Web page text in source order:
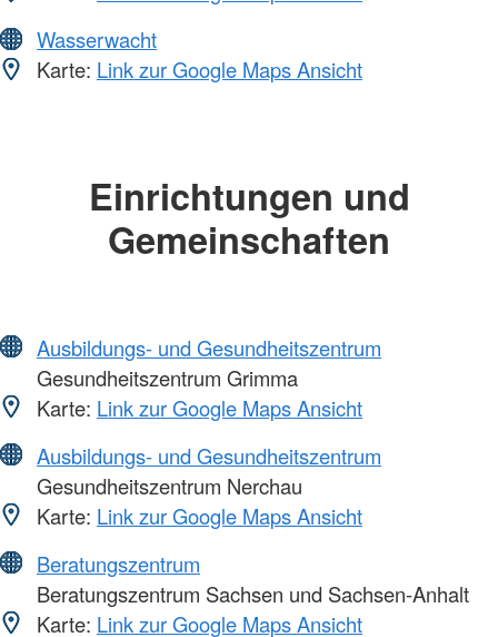
Wasserwacht
Karte: Link zur Google Maps Ansicht
Einrichtungen und
Gemeinschaften
Ausbildungs- und Gesundheitszentrum
Gesundheitszentrum Grimma
Karte: Link zur Google Maps Ansicht
Ausbildungs- und Gesundheitszentrum
Gesundheitszentrum Nerchau
Karte: Link zur Google Maps Ansicht
Beratungszentrum
Beratungszentrum Sachsen und Sachsen-Anhalt
Karte: Link zur Google Maps Ansicht